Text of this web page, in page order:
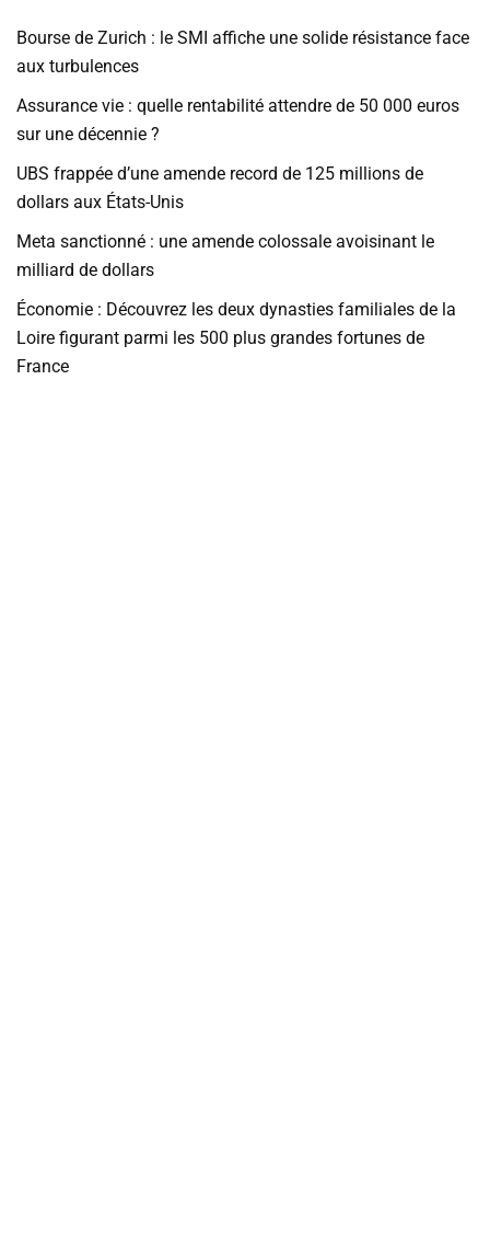
Bourse de Zurich : le SMI affiche une solide résistance face
aux turbulences
Assurance vie : quelle rentabilité attendre de 50 000 euros
sur une décennie ?
UBS frappée d’une amende record de 125 millions de
dollars aux États-Unis
Meta sanctionné : une amende colossale avoisinant le
milliard de dollars
Économie : Découvrez les deux dynasties familiales de la
Loire figurant parmi les 500 plus grandes fortunes de
France